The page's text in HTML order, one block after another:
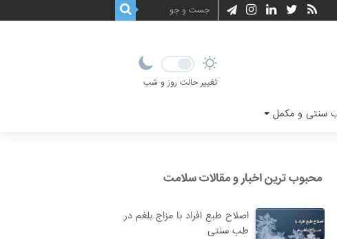
تغییر حالت روز و شب
سنتی و مکمل
محبوب ترین اخبار و مقالات سلامت
اصلاح طبع افراد با مزاج بلغم در
طب سنتی